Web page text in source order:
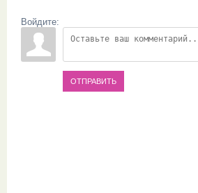
Войдите:
ОТПРАВИТЬ